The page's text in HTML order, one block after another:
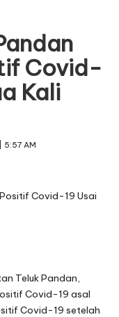
Covid-
Kali
AM
Teluk Pandan,
Covid-19 asal
Covid-19 setelah